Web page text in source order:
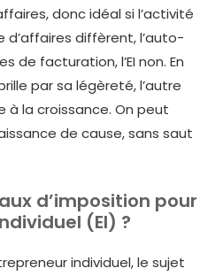
donc idéal si l’activité
d’affaires diffèrent, l’auto-
de facturation, l’EI non. En
par sa légèreté, l’autre
à la croissance. On peut
de cause, sans saut
d’imposition pour
(EI) ?
individuel, le sujet